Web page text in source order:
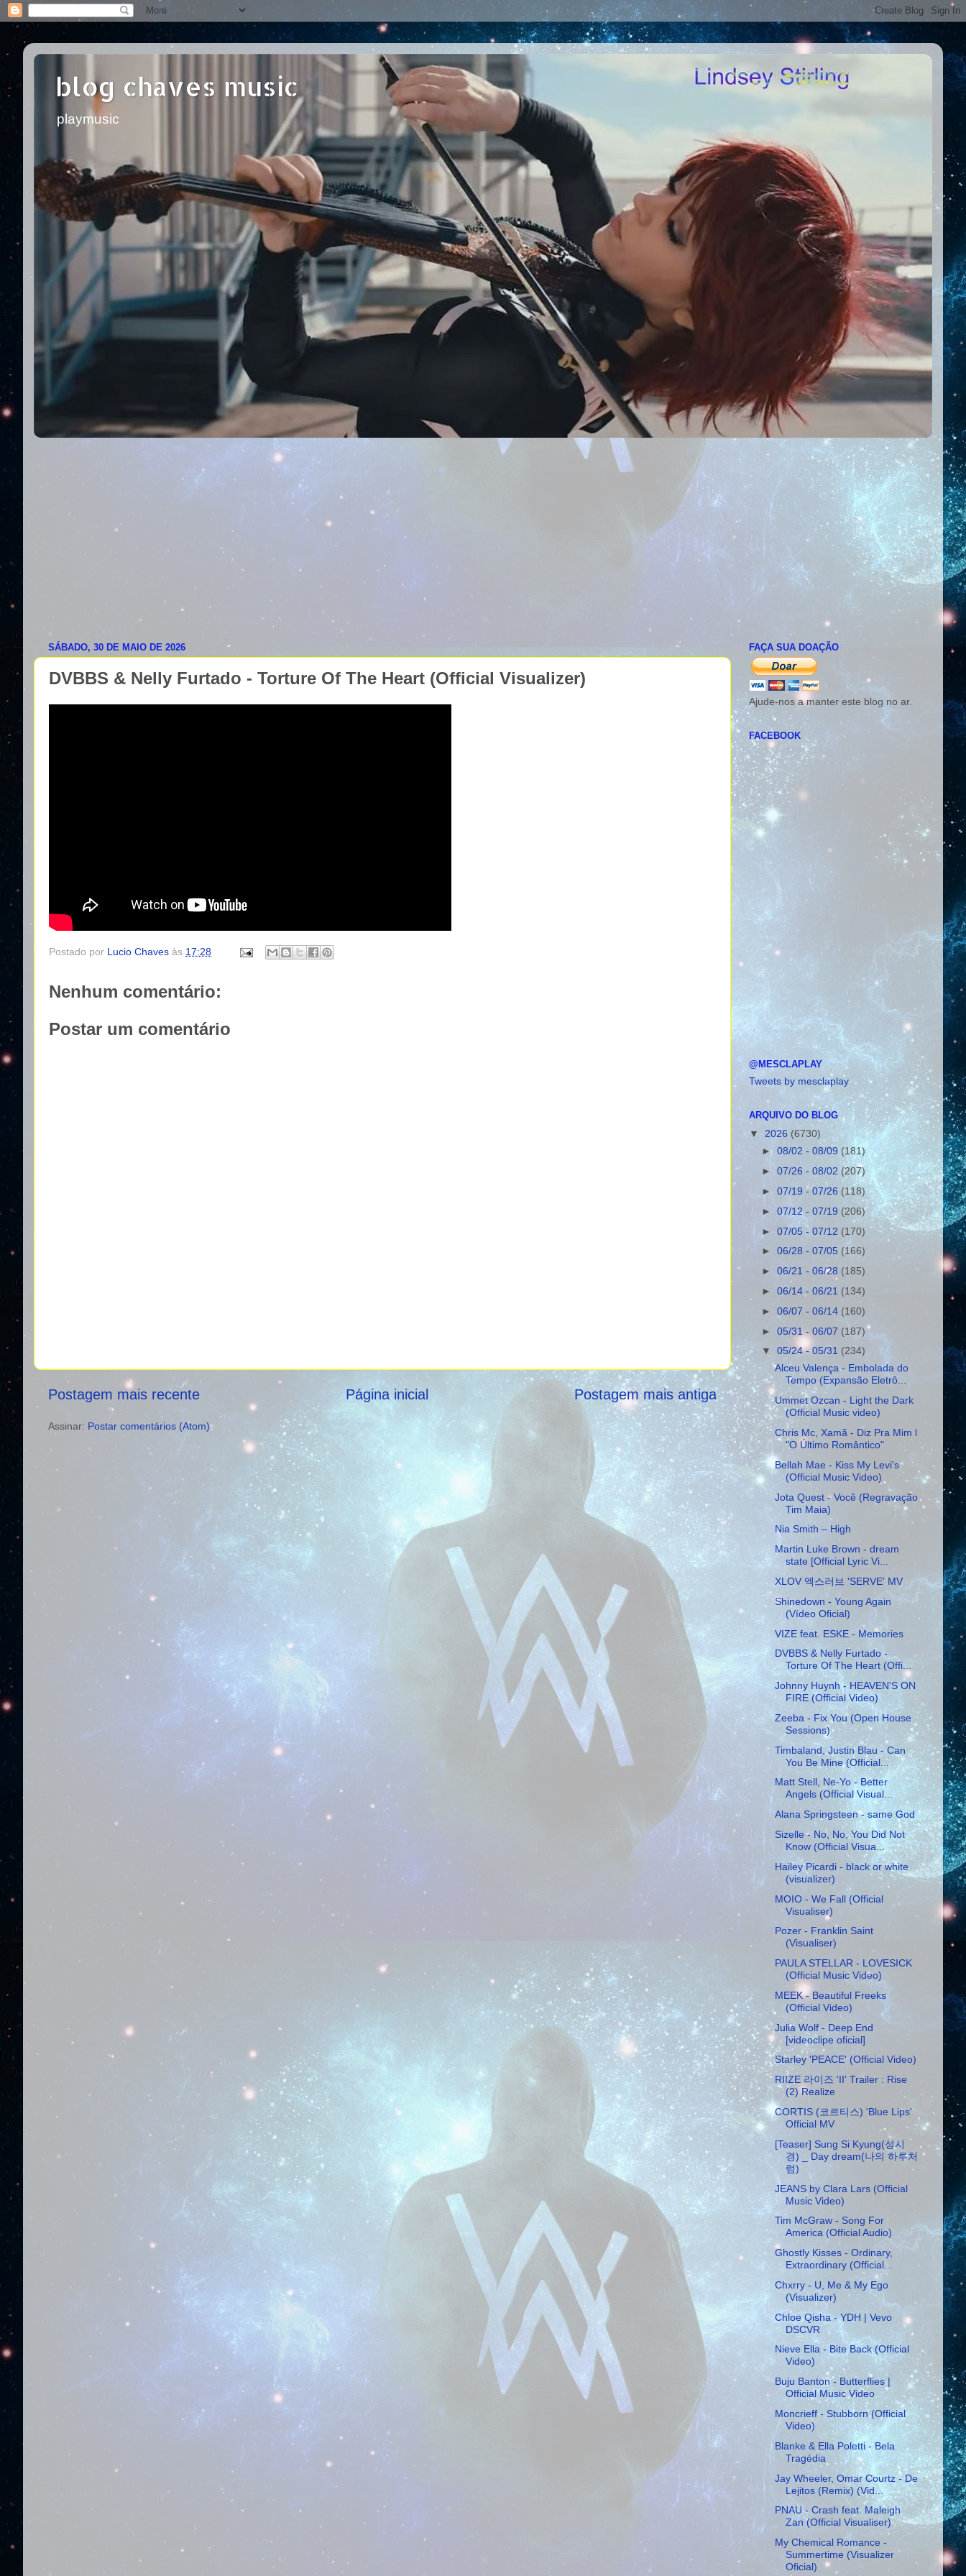
blog chaves music
playmusic
SÁBADO, 30 DE MAIO DE 2026
DVBBS & Nelly Furtado - Torture Of The Heart (Official Visualizer)
Postado por Lucio Chaves às 17:28
Nenhum comentário:
Postar um comentário
Postagem mais recente Postagem mais antiga
Página inicial
Assinar: Postar comentários (Atom)
FAÇA SUA DOAÇÃO
Ajude-nos a manter este blog no ar.
FACEBOOK
@MESCLAPLAY
Tweets by mesclaplay
ARQUIVO DO BLOG
▼ 2026 (6730)
►08/02 - 08/09(181)
►07/26 - 08/02(207)
►07/19 - 07/26 (118)
►07/12 - 07/19(206)
►07/05 - 07/12 (170)
►06/28 - 07/05 (166)
►06/21 - 06/28 (185)
►06/14 - 06/21 (134)
►06/07 - 06/14 (160)
►05/31 - 06/07 (187)
▼05/24 - 05/31 (234)
Alceu Valença - Embolada do
Tempo (Expansão Eletrô...
Ummet Ozcan - Light the Dark
(Official Music video)
Chris Mc, Xamã - Diz Pra Mim l
"O Último Romântico"
Bellah Mae - Kiss My Levi's
(Official Music Video)
Jota Quest - Você (Regravação
Tim Maia)
Nia Smith – High
Martin Luke Brown - dream
state [Official Lyric Vi...
XLOV 엑스러브 'SERVE' MV
Shinedown - Young Again
(Vídeo Oficial)
VIZE feat. ESKE - Memories
DVBBS & Nelly Furtado -
Torture Of The Heart (Offi...
Johnny Huynh - HEAVEN'S ON
FIRE (Official Video)
Zeeba - Fix You (Open House
Sessions)
Timbaland, Justin Blau - Can
You Be Mine (Official...
Matt Stell, Ne-Yo - Better
Angels (Official Visual...
Alana Springsteen - same God
Sizelle - No, No, You Did Not
Know (Official Visua...
Hailey Picardi - black or white
(visualizer)
MOIO - We Fall (Official
Visualiser)
Pozer - Franklin Saint
(Visualiser)
PAULA STELLAR - LOVESICK
(Official Music Video)
MEEK - Beautiful Freeks
(Official Video)
Julia Wolf - Deep End
[videoclipe oficial]
Starley 'PEACE' (Official Video)
RIIZE 라이즈 'II' Trailer : Rise
(2) Realize
CORTIS (코르티스) 'Blue Lips'
Official MV
[Teaser] Sung Si Kyung(성시
경) _ Day dream(나의 하루처
럼)
JEANS by Clara Lars (Official
Music Video)
Tim McGraw - Song For
America (Official Audio)
Ghostly Kisses - Ordinary,
Extraordinary (Official...
Chxrry - U, Me & My Ego
(Visualizer)
Chloe Qisha - YDH | Vevo
DSCVR
Nieve Ella - Bite Back (Official
Video)
Buju Banton - Butterflies |
Official Music Video
Moncrieff - Stubborn (Official
Video)
Blanke & Ella Poletti - Bela
Tragédia
Jay Wheeler, Omar Courtz - De
Lejitos (Remix) (Vid...
PNAU - Crash feat. Maleigh
Zan (Official Visualiser)
My Chemical Romance -
Summertime (Visualizer
Oficial)